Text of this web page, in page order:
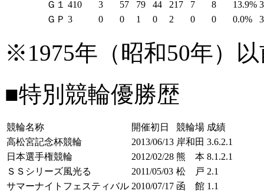
Ｇ１
410 3 57 79 44 217 7 8 13.9%
ＧＰ 3 0 0 1 0 2 0 0 0.0%
※1975年（昭和50年）
■特別競輪優勝歴
競輪名称 開催初日 競輪場 成績
高松宮記念杯競輪
2013/06/13 岸和田 3.6.2.1
日本選手権競輪
2012/02/28 熊 本 8.1.2.1
ＳＳシリーズ風光る
2011/05/03 松 戸 2.1
サマーナイトフェスティバル 2010/07/17 函 館 1.1